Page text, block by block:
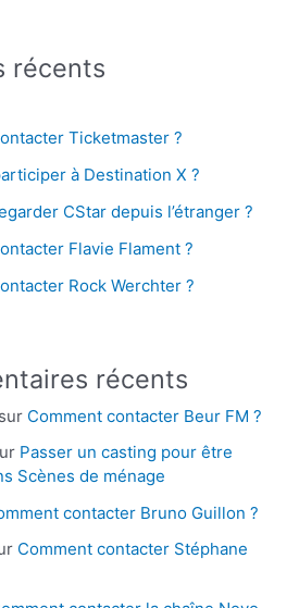
récents
Ticketmaster ?
à Destination X ?
CStar depuis l’étranger ?
Flavie Flament ?
Rock Werchter ?
récents
sur Comment contacter Beur FM ?
Passer un casting pour être
Scènes de ménage
contacter Bruno Guillon ?
Comment contacter Stéphane